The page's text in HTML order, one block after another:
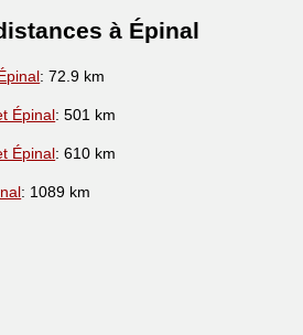
à Épinal
: 72.9 km
Épinal: 501 km
Épinal: 610 km
: 1089 km